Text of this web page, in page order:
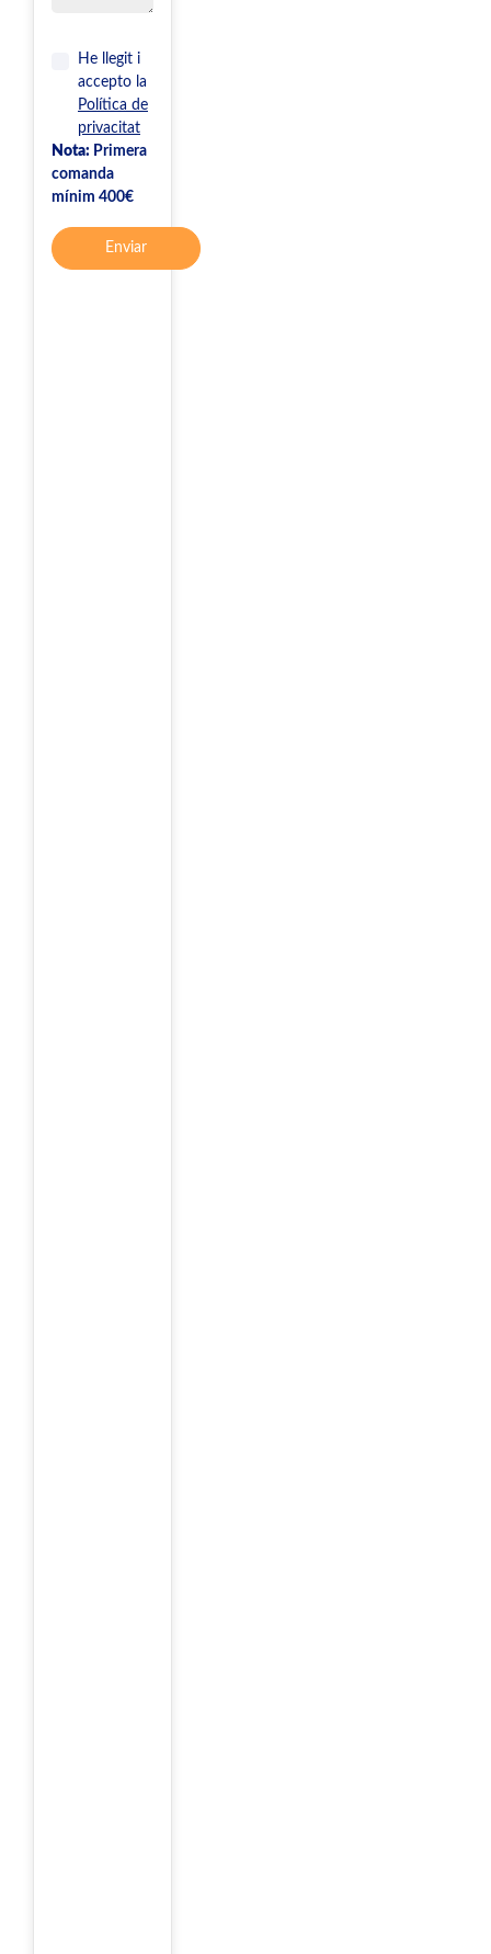
He llegit i
accepto la
Política de
privacitat
Nota: Primera
comanda
mínim 400€
Enviar